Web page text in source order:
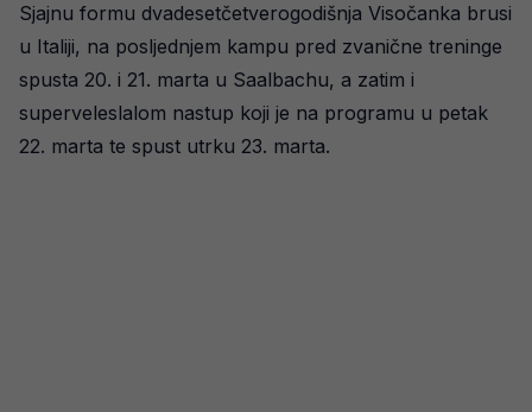
Sjajnu formu dvadesetčetverogodišnja Visočanka brusi
u Italiji, na posljednjem kampu pred zvanične treninge
spusta 20. i 21. marta u Saalbachu, a zatim i
superveleslalom nastup koji je na programu u petak
22. marta te spust utrku 23. marta.